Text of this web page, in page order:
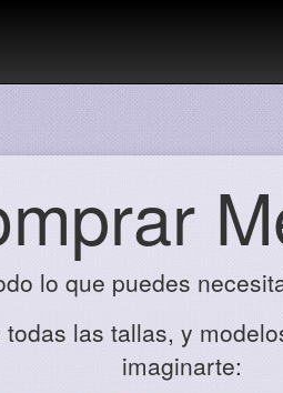
lo que puedes
las tallas, y
imaginarte: